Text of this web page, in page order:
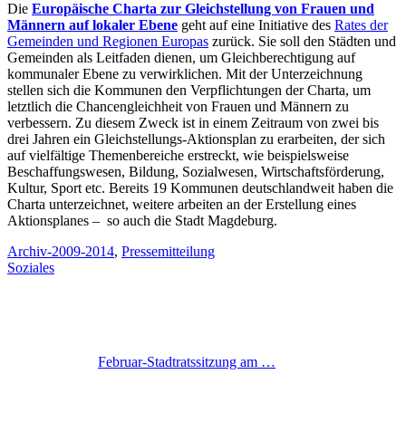
Die Europäische Charta zur Gleichstellung von Frauen und
Männern auf lokaler Ebene geht auf eine Initiative des Rates der
Gemeinden und Regionen Europas zurück. Sie soll den Städten und
Gemeinden als Leitfaden dienen, um Gleichberechtigung auf
kommunaler Ebene zu verwirklichen. Mit der Unterzeichnung
stellen sich die Kommunen den Verpflichtungen der Charta, um
letztlich die Chancengleichheit von Frauen und Männern zu
verbessern. Zu diesem Zweck ist in einem Zeitraum von zwei bis
drei Jahren ein Gleichstellungs-Aktionsplan zu erarbeiten, der sich
auf vielfältige Themenbereiche erstreckt, wie beispielsweise
Beschaffungswesen, Bildung, Sozialwesen, Wirtschaftsförderung,
Kultur, Sport etc. Bereits 19 Kommunen deutschlandweit haben die
Charta unterzeichnet, weitere arbeiten an der Erstellung eines
Aktionsplanes – so auch die Stadt Magdeburg.
Archiv-2009-2014, Pressemitteilung
Soziales
Februar-​​Stadtratssitzung am …